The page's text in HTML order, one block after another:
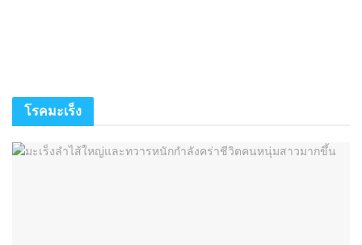
โรคมะเร็ง